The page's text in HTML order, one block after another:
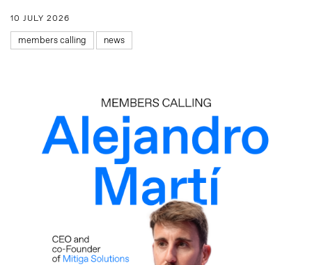
10 JULY 2026
members calling news